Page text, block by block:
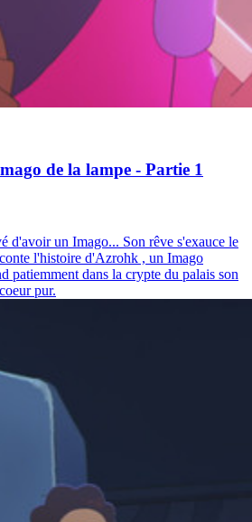
de la lampe - Partie 1
d'avoir un Imago... Son rêve s'exauce le
l'histoire d'Azrohk , un Imago
patiemment dans la crypte du palais son
pur.